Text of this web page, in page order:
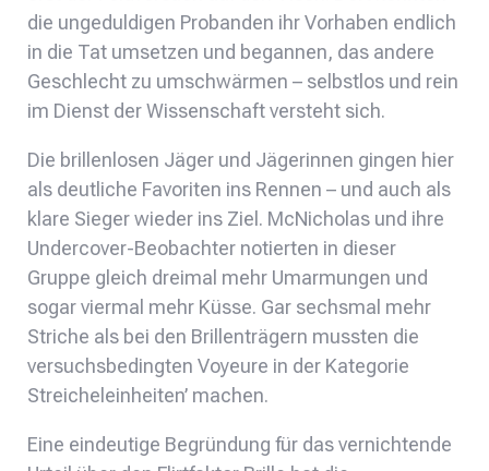
die ungeduldigen Probanden ihr Vorhaben endlich
in die Tat umsetzen und begannen, das andere
Geschlecht zu umschwärmen – selbstlos und rein
im Dienst der Wissenschaft versteht sich.
Die brillenlosen Jäger und Jägerinnen gingen hier
als deutliche Favoriten ins Rennen – und auch als
klare Sieger wieder ins Ziel. McNicholas und ihre
Undercover-Beobachter notierten in dieser
Gruppe gleich dreimal mehr Umarmungen und
sogar viermal mehr Küsse. Gar sechsmal mehr
Striche als bei den Brillenträgern mussten die
versuchsbedingten Voyeure in der Kategorie
Streicheleinheiten’ machen.
Eine eindeutige Begründung für das vernichtende